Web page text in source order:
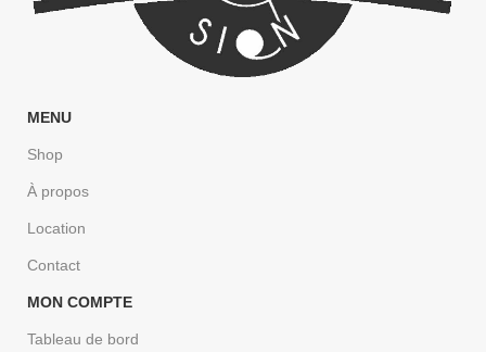
MENU
Shop
À propos
Location
Contact
MON COMPTE
Tableau de bord